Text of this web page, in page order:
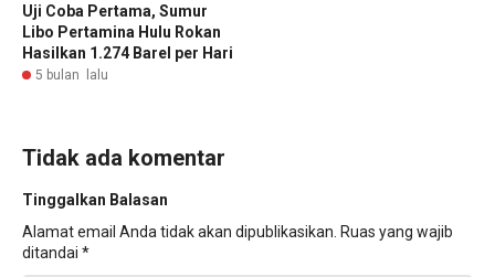
Uji Coba Pertama, Sumur
Libo Pertamina Hulu Rokan
Hasilkan 1.274 Barel per Hari
5 bulan lalu
Tidak ada komentar
Tinggalkan Balasan
Alamat email Anda tidak akan dipublikasikan. Ruas yang wajib
ditandai *